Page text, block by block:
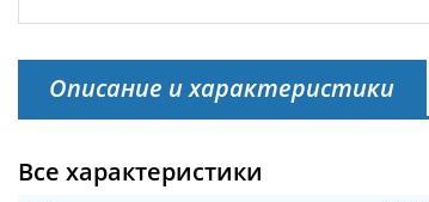
Описание и характеристики
Все характеристики